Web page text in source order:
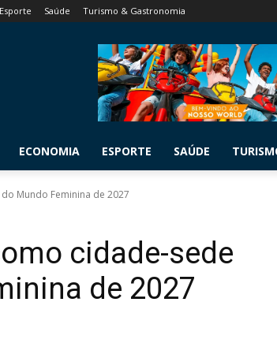
Esporte Saúde Turismo & Gastronomia
ECONOMIA ESPORTE SAÚDE
Mundo Feminina de 2027
cidade-sede
de 2027